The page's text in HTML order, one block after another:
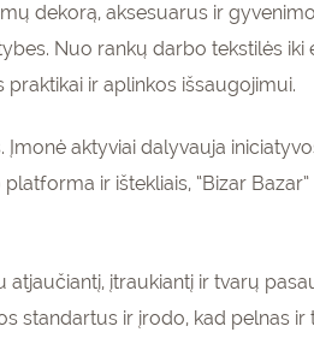
dekorą, aksesuarus ir
Nuo rankų darbo tekstilės iki
ir aplinkos išsaugojimui.
aktyviai dalyvauja
ir ištekliais, “Bizar
įtraukiantį ir tvarų
standartus ir įrodo, kad pelnas ir